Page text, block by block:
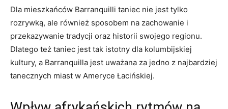
Dla mieszkańców ‍Barranquilli taniec ‍nie jest ‍tylko
rozrywką, ale również sposobem ‍na zachowanie i
przekazywanie‌ tradycji ⁣oraz historii swojego ‍regionu.
Dlatego⁢ też⁢ taniec jest tak‌ istotny dla ⁤kolumbijskiej
kultury, a Barranquilla​ jest uważana za⁣ jedno z najbardziej
tanecznych miast ⁤w Ameryce Łacińskiej.